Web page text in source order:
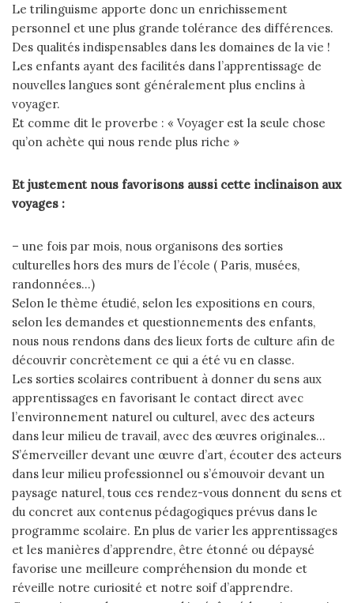
Le trilinguisme apporte donc un enrichissement
personnel et une plus grande tolérance des différences.
Des qualités indispensables dans les domaines de la vie !
Les enfants ayant des facilités dans l’apprentissage de
nouvelles langues sont généralement plus enclins à
voyager.
Et comme dit le proverbe : « Voyager est la seule chose
qu’on achète qui nous rende plus riche »
Et justement nous favorisons aussi cette inclinaison aux
voyages :
– une fois par mois, nous organisons des sorties
culturelles hors des murs de l’école ( Paris, musées,
randonnées…)
Selon le thème étudié, selon les expositions en cours,
selon les demandes et questionnements des enfants,
nous nous rendons dans des lieux forts de culture afin de
découvrir concrètement ce qui a été vu en classe.
Les sorties scolaires contribuent à donner du sens aux
apprentissages en favorisant le contact direct avec
l’environnement naturel ou culturel, avec des acteurs
dans leur milieu de travail, avec des œuvres originales…
S’émerveiller devant une œuvre d’art, écouter des acteurs
dans leur milieu professionnel ou s’émouvoir devant un
paysage naturel, tous ces rendez-vous donnent du sens et
du concret aux contenus pédagogiques prévus dans le
programme scolaire. En plus de varier les apprentissages
et les manières d’apprendre, être étonné ou dépaysé
favorise une meilleure compréhension du monde et
réveille notre curiosité et notre soif d’apprendre.